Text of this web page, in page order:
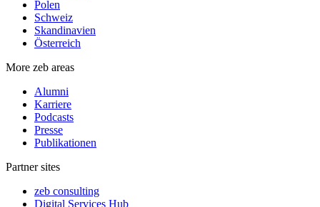
Polen
Schweiz
Skandinavien
Österreich
More zeb areas
Alumni
Karriere
Podcasts
Presse
Publikationen
Partner sites
zeb consulting
Digital Services Hub